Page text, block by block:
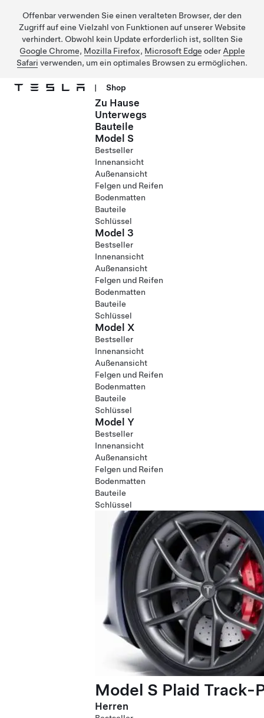
Offenbar verwenden Sie einen veralteten Browser, der den
Zugriff auf eine Vielzahl von Funktionen auf unserer Website
verhindert. Obwohl kein Update erforderlich ist, sollten Sie
Google Chrome, Mozilla Firefox, Microsoft Edge oder Apple
Safari verwenden, um ein optimales Browsen zu ermöglichen.
| Shop
Zu Hause
Unterwegs
Bauteile
Model S
Bestseller
Innenansicht
Außenansicht
Felgen und Reifen
Bodenmatten
Bauteile
Schlüssel
Model 3
Bestseller
Innenansicht
Außenansicht
Felgen und Reifen
Bodenmatten
Bauteile
Schlüssel
Model X
Bestseller
Innenansicht
Außenansicht
Felgen und Reifen
Bodenmatten
Bauteile
Schlüssel
Model Y
Bestseller
Innenansicht
Außenansicht
Felgen und Reifen
Bodenmatten
Bauteile
Schlüssel
Model S Plaid Track-
Herren